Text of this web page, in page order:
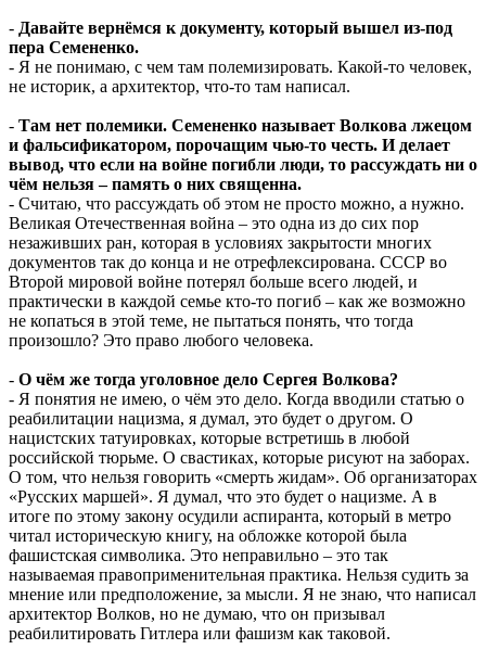
- Давайте вернёмся к документу, который вышел из-под
пера Семененко.
- Я не понимаю, с чем там полемизировать. Какой-то человек,
не историк, а архитектор, что-то там написал.
- Там нет полемики. Семененко называет Волкова лжецом
и фальсификатором, порочащим чью-то честь. И делает
вывод, что если на войне погибли люди, то рассуждать ни о
чём нельзя – память о них священна.
- Считаю, что рассуждать об этом не просто можно, а нужно.
Великая Отечественная война – это одна из до сих пор
незаживших ран, которая в условиях закрытости многих
документов так до конца и не отрефлексирована. СССР во
Второй мировой войне потерял больше всего людей, и
практически в каждой семье кто-то погиб – как же возможно
не копаться в этой теме, не пытаться понять, что тогда
произошло? Это право любого человека.
- О чём же тогда уголовное дело Сергея Волкова?
- Я понятия не имею, о чём это дело. Когда вводили статью о
реабилитации нацизма, я думал, это будет о другом. О
нацистских татуировках, которые встретишь в любой
российской тюрьме. О свастиках, которые рисуют на заборах.
О том, что нельзя говорить «смерть жидам». Об организаторах
«Русских маршей». Я думал, что это будет о нацизме. А в
итоге по этому закону осудили аспиранта, который в метро
читал историческую книгу, на обложке которой была
фашистская символика. Это неправильно – это так
называемая правоприменительная практика. Нельзя судить за
мнение или предположение, за мысли. Я не знаю, что написал
архитектор Волков, но не думаю, что он призывал
реабилитировать Гитлера или фашизм как таковой.